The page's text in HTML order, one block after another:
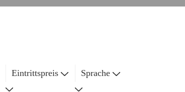
Eintrittspreis Sprache